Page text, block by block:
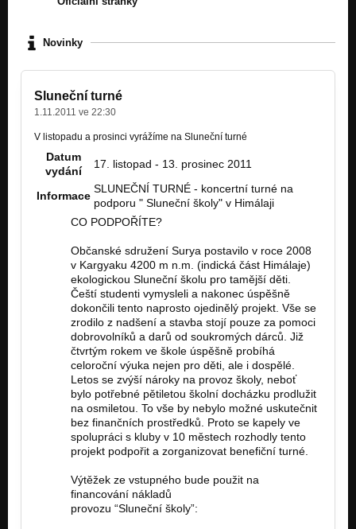
Novinky
Sluneční turné
1.11.2011 ve 22:30
V listopadu a prosinci vyrážíme na Sluneční turné
Datum
vydání
17. listopad - 13. prosinec 2011
Informace
SLUNEČNÍ TURNÉ - koncertní turné na
podporu " Sluneční školy" v Himálaji
CO PODPOŘÍTE?
Občanské sdružení Surya postavilo v roce 2008
v Kargyaku 4200 m n.m. (indická část Himálaje)
ekologickou Sluneční školu pro tamější děti.
Čeští studenti vymysleli a nakonec úspěšně
dokončili tento naprosto ojedinělý projekt. Vše se
zrodilo z nadšení a stavba stojí pouze za pomoci
dobrovolníků a darů od soukromých dárců. Již
čtvrtým rokem ve škole úspěšně probíhá
celoroční výuka nejen pro děti, ale i dospělé.
Letos se zvýší nároky na provoz školy, neboť
bylo potřebné pětiletou školní docházku prodlužit
na osmiletou. To vše by nebylo možné uskutečnit
bez finančních prostředků. Proto se kapely ve
spolupráci s kluby v 10 městech rozhodly tento
projekt podpořit a zorganizovat benefiční turné.
Výtěžek ze vstupného bude použit na
financování nákladů
provozu “Sluneční školy”: